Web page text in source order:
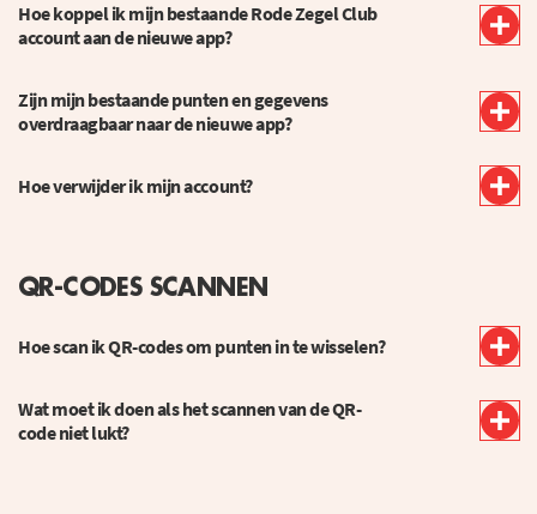
Hoe koppel ik mijn bestaande Rode Zegel Club
account aan de nieuwe app?
Zijn mijn bestaande punten en gegevens
overdraagbaar naar de nieuwe app?
Hoe verwijder ik mijn account?
QR-CODES SCANNEN
Hoe scan ik QR-codes om punten in te wisselen?
Wat moet ik doen als het scannen van de QR-
code niet lukt?